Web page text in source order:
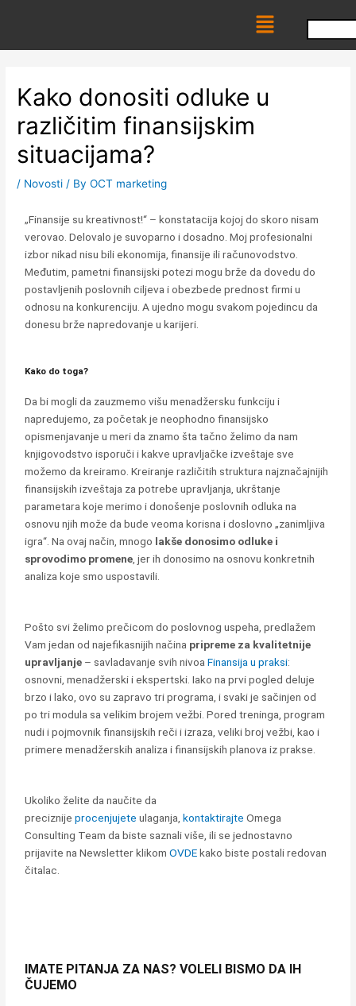
Menu
Kako donositi odluke u
različitim finansijskim
situacijama?
/ Novosti / ByOCT marketing
„Finansije su kreativnost!“ – konstatacija kojoj do skoro nisam
verovao. Delovalo je suvoparno i dosadno. Moj profesionalni
izbor nikad nisu bili ekonomija, finansije ili računovodstvo.
Međutim, pametni finansijski potezi mogu brže da dovedu do
postavljenih poslovnih ciljeva i obezbede prednost firmi u
odnosu na konkurenciju. A ujedno mogu svakom pojedincu da
donesu brže napredovanje u karijeri.
Kako do toga?
Da bi mogli da zauzmemo višu menadžersku funkciju i
napredujemo, za početak je neophodno finansijsko
opismenjavanje u meri da znamo šta tačno želimo da nam
knjigovodstvo isporuči i kakve upravljačke izveštaje sve
možemo da kreiramo. Kreiranje različitih struktura najznačajnijih
finansijskih izveštaja za potrebe upravljanja, ukrštanje
parametara koje merimo i donošenje poslovnih odluka na
osnovu njih može da bude veoma korisna i doslovno „zanimljiva
igra“. Na ovaj način, mnogo lakše donosimo odluke i
sprovodimo promene , jer ih donosimo na osnovu konkretnih
analiza koje smo uspostavili.
Pošto svi želimo prečicom do poslovnog uspeha, predlažem
Vam jedan od najefikasnijih načina pripreme za kvalitetnije
upravljanje – savladavanje svih nivoaFinansija u praksi:
osnovni, menadžerski i ekspertski. Iako na prvi pogled deluje
brzo i lako, ovo su zapravo tri programa, i svaki je sačinjen od
po tri modula sa velikim brojem vežbi. Pored treninga, program
nudi i pojmovnik finansijskih reči i izraza, veliki broj vežbi, kao i
primere menadžerskih analiza i finansijskih planova iz prakse.
Ukoliko želite da naučite da
preciznijeprocenjujete ulaganja,kontaktirajteOmega
Consulting Team da biste saznali više, ili se jednostavno
prijavite na Newsletter klikomOVDEkako biste postali redovan
čitalac.
IMATE PITANJA ZA NAS? VOLELI BISMO DA IH
ČUJEMO